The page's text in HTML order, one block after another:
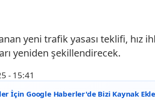
yeni trafik yasası teklifi, hız
yeniden şekillendirecek.
- 15:41
İçin Google Haberler'de Bizi Kaynak